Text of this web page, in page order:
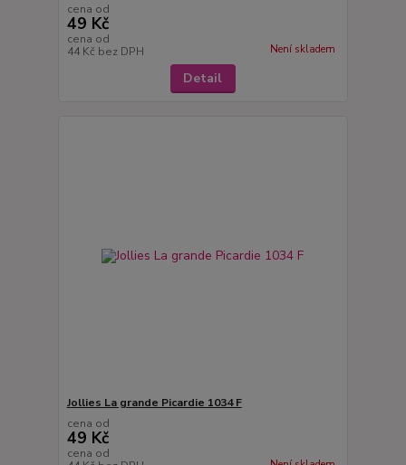
cena od
49 Kč
cena od
44 Kč bez DPH Není skladem
Detail
Jollies La grande Picardie 1034 F
cena od
49 Kč
cena od